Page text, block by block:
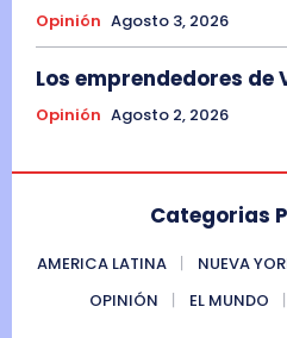
Opinión Agosto 3, 2026
Los emprendedores de
Opinión Agosto 2, 2026
Categorias
AMERICA LATINA NUEVA
OPINIÓN
EL MUNDO